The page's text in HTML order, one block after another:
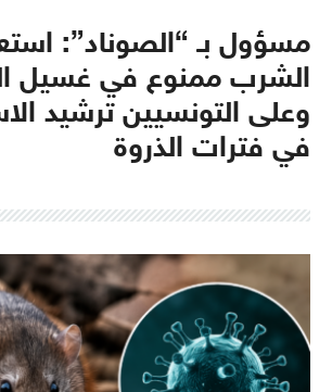
مسؤول بـ “الصوناد”:
الشرب ممنوع في غسيل
وعلى التونسيين ترشيد
في فترات الذروة